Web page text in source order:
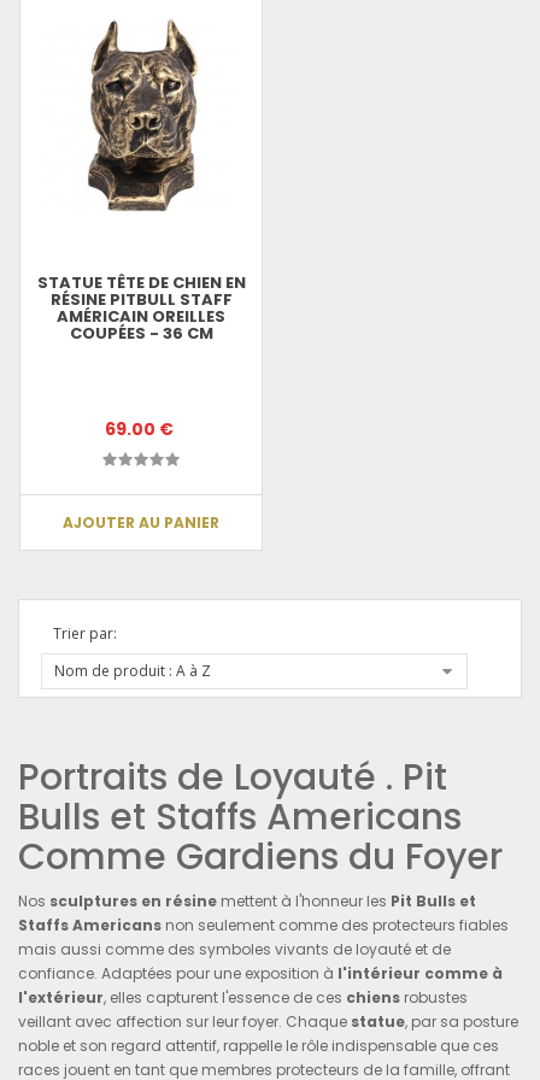
STATUE TÊTE DE CHIEN EN
RÉSINE PITBULL STAFF
AMÉRICAIN OREILLES
COUPÉES - 36 CM
69.00 €
AJOUTER AU PANIER
Trier par:
Nom de produit : A à Z
Portraits de Loyauté . Pit
Bulls et Staffs Americans
Comme Gardiens du Foyer
Nos sculptures en résine mettent à l'honneur les Pit Bulls et
Staffs Americans non seulement comme des protecteurs fiables
mais aussi comme des symboles vivants de loyauté et de
confiance. Adaptées pour une exposition à l'intérieur comme à
l'extérieur, elles capturent l'essence de ces chiens robustes
veillant avec affection sur leur foyer. Chaque statue, par sa posture
noble et son regard attentif, rappelle le rôle indispensable que ces
races jouent en tant que membres protecteurs de la famille, offrant